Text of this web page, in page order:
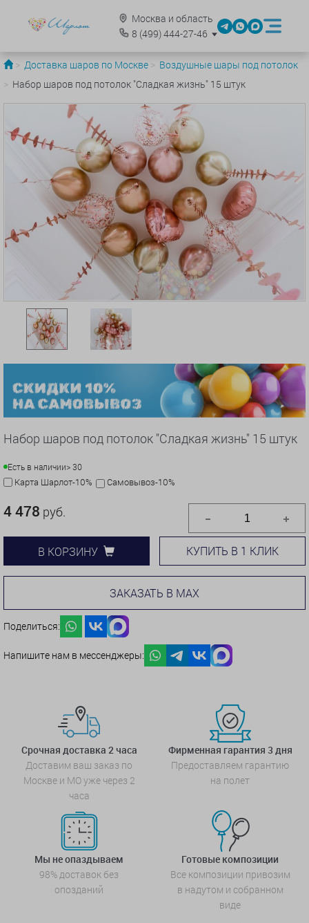
Москва и область
8 (499)444-27-46
Доставка шаров по Москве
Воздушные шары под потолок
Набор шаров под потолок "Сладкая жизнь" 15 штук
Набор шаров под потолок "Сладкая жизнь" 15 штук
Есть в наличии> 30
Карта Шарлот-10% Самовывоз-10%
4 478 руб.
В КОРЗИНУ КУПИТЬ В 1 КЛИК
ЗАКАЗАТЬ В MAX
Поделиться:
Напишите нам в мессенджеры:
Срочная доставка 2 часа
Доставим ваш заказ по
Москве и МО уже через 2
часа
Фирменная гарантия 3 дня
Предоставляем гарантию
на полет
Мы не опаздываем
98% доставок без
опозданий
Готовые композиции
Все композиции привозим
в надутом и собранном
виде